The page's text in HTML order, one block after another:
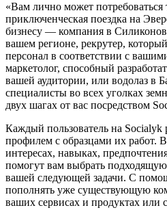
«Вам лично может потребоваться
приключенческая поездка на
бизнесу — компания в
вашем регионе, рекрутер,
персонал в соответствии с
маркетолог, способный
вашей аудитории, или водолаз в
специалисты во всех уголках
двух шагах от вас посредством
Каждый пользователь на Socialyk
профилем с образцами их работ.
интересах, навыках,
помогут вам выбрать
вашей следующей задачи. С
пополнять уже существующую
ваших сервисах и продуктах или